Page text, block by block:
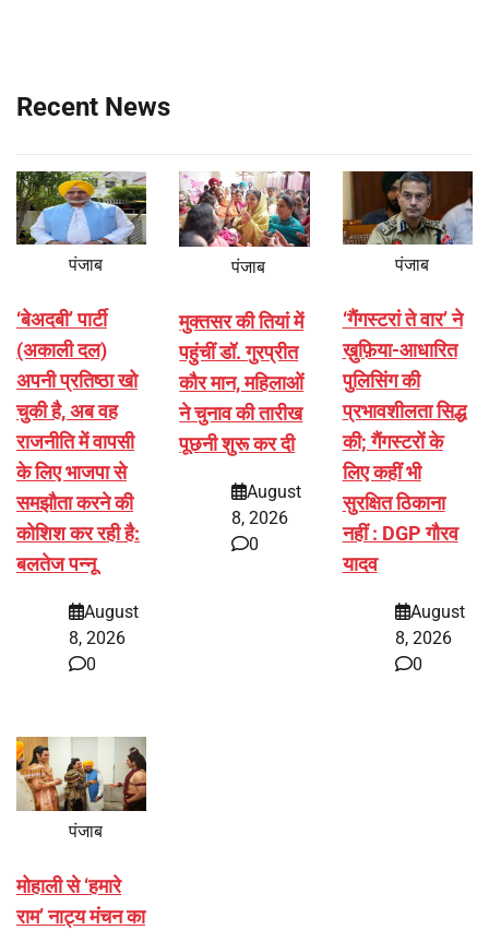
Recent News
पंजाब
‘बेअदबी’ पार्टी
(अकाली दल)
अपनी प्रतिष्ठा खो
चुकी है, अब वह
राजनीति में वापसी
के लिए भाजपा से
समझौता करने की
कोशिश कर रही है:
बलतेज पन्नू
August
8, 2026
0
पंजाब
मुक्तसर की तियां में
पहुंचीं डॉ. गुरप्रीत
कौर मान, महिलाओं
ने चुनाव की तारीख
पूछनी शुरू कर दी
August
8, 2026
0
पंजाब
‘गैंगस्टरां ते वार’ ने
ख़ुफ़िया-आधारित
पुलिसिंग की
प्रभावशीलता सिद्ध
की; गैंगस्टरों के
लिए कहीं भी
सुरक्षित ठिकाना
नहीं : DGP गौरव
यादव
August
8, 2026
0
पंजाब
मोहाली से ‘हमारे
राम’ नाट्य मंचन का